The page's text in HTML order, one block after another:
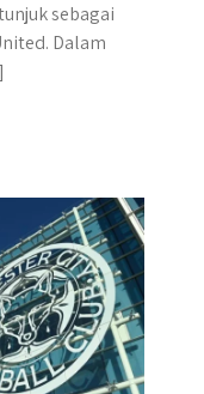
sebagai
Dalam